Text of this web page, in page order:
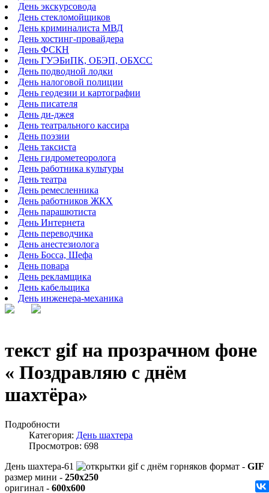
День экскурсовода
День стекломойщиков
День криминалиста МВД
День хостинг-провайдера
День ФСКН
День ГУЭБиПК, ОБЭП, ОБХСС
День подводной лодки
День налоговой полиции
День геодезии и картографии
День писателя
День ди-джея
День театрального кассира
День поэзии
День таксиста
День гидрометеоролога
День работника культуры
День театра
День ремесленника
День работников ЖКХ
День парашютиста
День Интернета
День переводчика
День анестезиолога
День Босса, Шефа
День повара
День рекламщика
День кабельщика
День инженера-механика
текст gif на прозрачном фоне
« Поздравляю с днём
шахтёра»
Подробности
Категория: День шахтера
Просмотров: 698
День шахтера-61
формат - GIF
размер мини - 250x250
оригинал - 600x600